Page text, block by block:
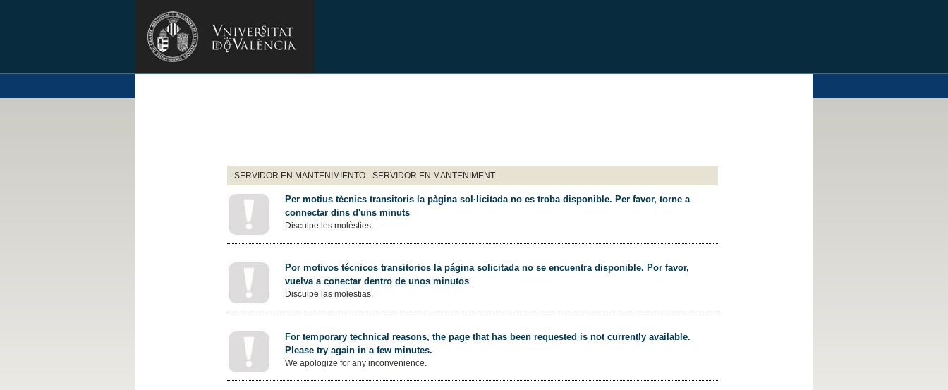
SERVIDOR EN MANTENIMIENTO - SERVIDOR EN MANTENIMENT
Per motius tècnics transitoris la pàgina sol·licitada no es troba disponible. Per favor, torne a
connectar dins d'uns minuts
Disculpe les molèsties.
Por motivos técnicos transitorios la página solicitada no se encuentra disponible. Por favor,
vuelva a conectar dentro de unos minutos
Disculpe las molestias.
For temporary technical reasons, the page that has been requested is not currently available.
Please try again in a few minutes.
We apologize for any inconvenience.